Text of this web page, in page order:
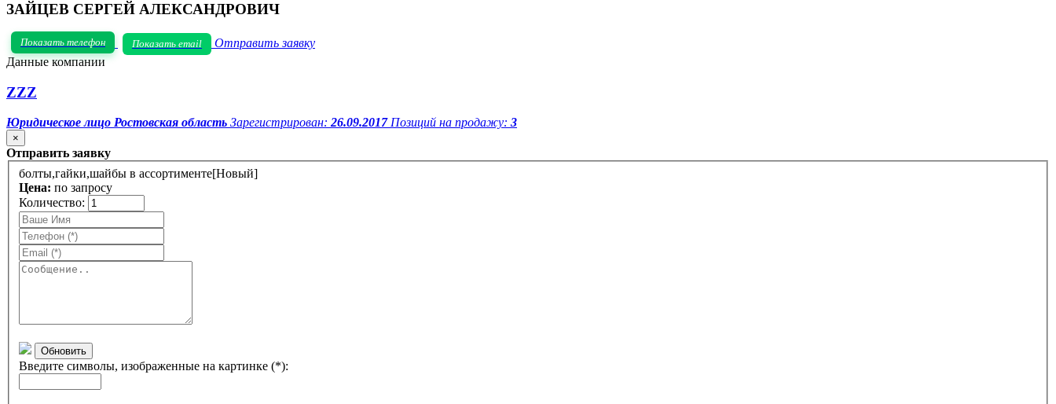
ЗАЙЦЕВ СЕРГЕЙ АЛЕКСАНДРОВИЧ
Показать телефон Показать email
Отправить заявку
Данные компании
ZZZ
Юридическое лицо Ростовская область Зарегистрирован: 26.09.2017 Позиций на продажу: 3
×
Отправить заявку
болты,гайки,шайбы в ассортименте[Новый]
Цена: по запросу
Количество:
Обновить
Введите символы, изображенные на картинке (*):